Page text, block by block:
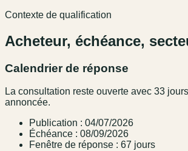
Contexte de qualification
Acheteur, échéance,
Calendrier de réponse
La consultation reste ouverte avec 33
annoncée.
Publication : 04/07/2026
Échéance : 08/09/2026
Fenêtre de réponse : 67 jours